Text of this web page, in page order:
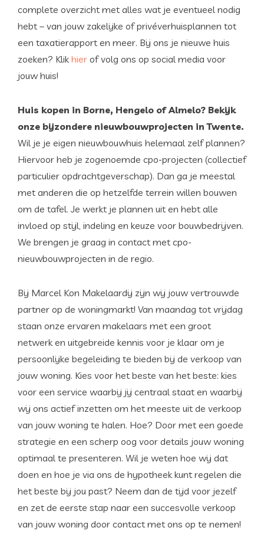
complete overzicht met alles wat je eventueel nodig
hebt – van jouw zakelijke of privéverhuisplannen tot
een taxatierapport en meer. Bij ons je nieuwe huis
zoeken? Klikhier of volg ons op social media voor
jouw huis!
Huis kopen in Borne, Hengelo of Almelo? Bekijk
onze bijzondere nieuwbouwprojecten in Twente.
Wil je je eigen nieuwbouwhuis helemaal zelf plannen?
Hiervoor heb je zogenoemde cpo-projecten (collectief
particulier opdrachtgeverschap). Dan ga je meestal
met anderen die op hetzelfde terrein willen bouwen
om de tafel. Je werkt je plannen uit en hebt alle
invloed op stijl, indeling en keuze voor bouwbedrijven.
We brengen je graag in contact met cpo-
nieuwbouwprojecten in de regio.
Bij Marcel Kon Makelaardij zijn wij jouw vertrouwde
partner op de woningmarkt! Van maandag tot vrijdag
staan onze ervaren makelaars met een groot
netwerk en uitgebreide kennis voor je klaar om je
persoonlijke begeleiding te bieden bij de verkoop van
jouw woning. Kies voor het beste van het beste: kies
voor een service waarbij jij centraal staat en waarbij
wij ons actief inzetten om het meeste uit de verkoop
van jouw woning te halen. Hoe? Door met een goede
strategie en een scherp oog voor details jouw woning
optimaal te presenteren. Wil je weten hoe wij dat
doen en hoe je via ons de hypotheek kunt regelen die
het beste bij jou past? Neem dan de tijd voor jezelf
en zet de eerste stap naar een succesvolle verkoop
van jouw woning door contact met ons op te nemen!